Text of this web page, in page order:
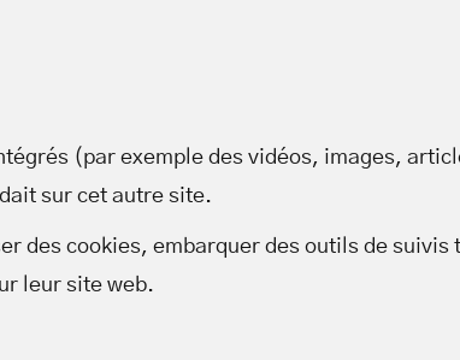
(par exemple des vidéos, images,
sur cet autre site.
des cookies, embarquer des outils de
leur site web.